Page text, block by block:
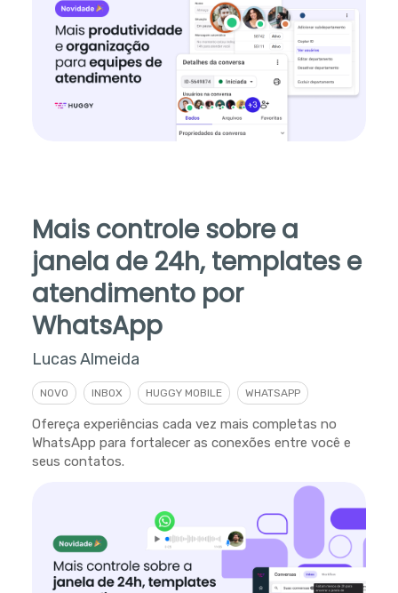
Mais controle sobre a
janela de 24h, templates e
atendimento por
WhatsApp
Lucas Almeida
NOVO INBOX HUGGY MOBILE WHATSAPP
Ofereça experiências cada vez mais completas no
WhatsApp para fortalecer as conexões entre você e
seus contatos.